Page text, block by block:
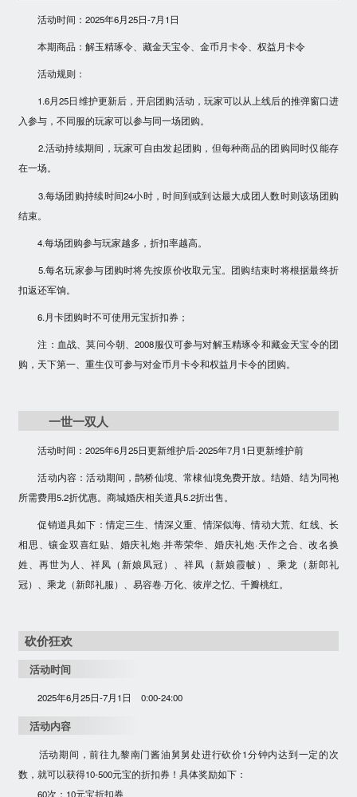
活动时间：2025年6月25日-7月1日
本期商品：解玉精琢令、藏金天宝令、金币月卡令、权益月卡令
活动规则：
1.6月25日维护更新后，开启团购活动，玩家可以从上线后的推弹窗口进
入参与，不同服的玩家可以参与同一场团购。
2.活动持续期间，玩家可自由发起团购，但每种商品的团购同时仅能存
在一场。
3.每场团购持续时间24小时，时间到或到达最大成团人数时则该场团购
结束。
4.每场团购参与玩家越多，折扣率越高。
5.每名玩家参与团购时将先按原价收取元宝。团购结束时将根据最终折
扣返还军饷。
6.月卡团购时不可使用元宝折扣券；
注：血战、莫问今朝、2008服仅可参与对解玉精琢令和藏金天宝令的团
购，天下第一、重生仅可参与对金币月卡令和权益月卡令的团购。
一世一双人
活动时间：2025年6月25日更新维护后-2025年7月1日更新维护前
活动内容：活动期间，鹊桥仙境、常棣仙境免费开放。结婚、结为同袍
所需费用5.2折优惠。商城婚庆相关道具5.2折出售。
促销道具如下：情定三生、情深义重、情深似海、情动大荒、红线、长
相思、镶金双喜红贴、婚庆礼炮·并蒂荣华、婚庆礼炮·天作之合、改名换
姓、再世为人、祥凤（新娘凤冠）、祥凤（新娘霞帔）、乘龙（新郎礼
冠）、乘龙（新郎礼服）、易容卷·万化、彼岸之忆、千瓣桃红。
砍价狂欢
活动时间
2025年6月25日-7月1日 0:00-24:00
活动内容
活动期间，前往九黎南门酱油舅舅处进行砍价1分钟内达到一定的次
数，就可以获得10-500元宝的折扣券！具体奖励如下：
60次：10元宝折扣券